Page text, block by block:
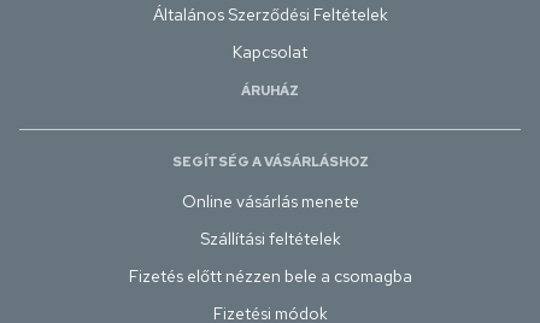
Általános Szerződési Feltételek
Kapcsolat
ÁRUHÁZ
SEGÍTSÉG A VÁSÁRLÁSHOZ
Online vásárlás menete
Szállítási feltételek
Fizetés előtt nézzen bele a csomagba
Fizetési módok